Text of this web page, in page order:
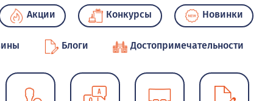
Акции Конкурсы Новинки
Блоги Достопримечательности